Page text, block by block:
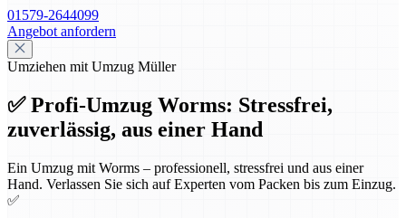
01579-2644099
Angebot anfordern
Umziehen mit Umzug Müller
✅ Profi-Umzug Worms: Stressfrei,
zuverlässig, aus einer Hand
Ein Umzug mit Worms – professionell, stressfrei und aus einer
Hand. Verlassen Sie sich auf Experten vom Packen bis zum Einzug.
✅